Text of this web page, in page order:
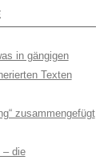
in gängigen
Texten
zusammengefügt
– die